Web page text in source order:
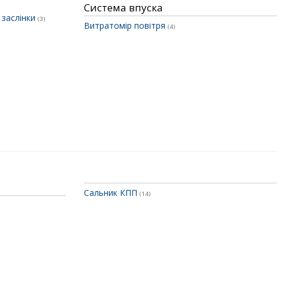
(3)
Система впуска
Витратомір повітря (4)
Сальник КПП (14)